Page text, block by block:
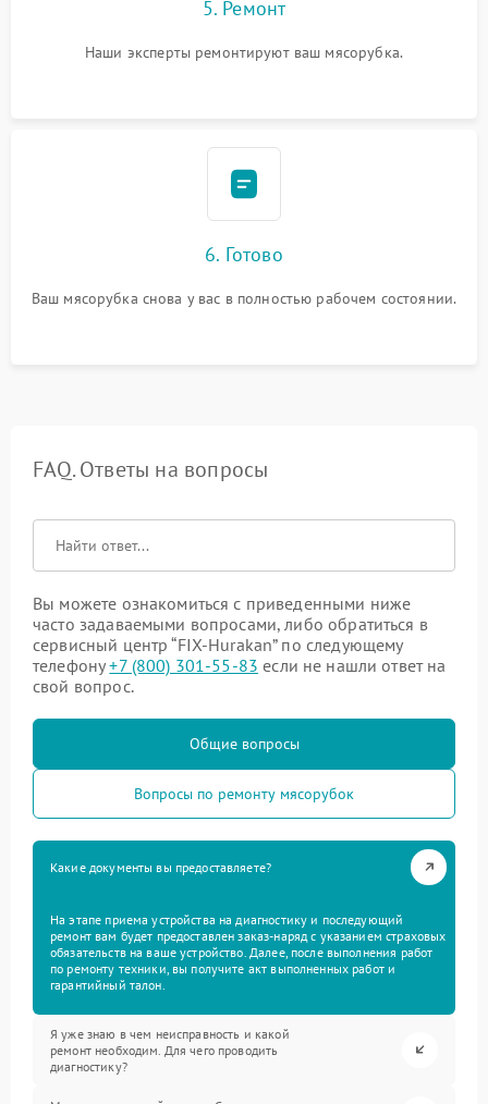
5. Ремонт
Наши эксперты ремонтируют ваш мясорубка.
6. Готово
Ваш мясорубка снова у вас в полностью рабочем состоянии.
FAQ. Ответы на вопросы
Вы можете ознакомиться с приведенными ниже
часто задаваемыми вопросами, либо обратиться в
сервисный центр “FIX-Hurakan” по следующему
телефону+7 (800) 301-55-83 если не нашли ответ на
свой вопрос.
Общие вопросы
Вопросы по ремонту мясорубок
Какие документы вы предоставляете?
На этапе приема устройства на диагностику и последующий
ремонт вам будет предоставлен заказ-наряд с указанием страховых
обязательств на ваше устройство. Далее, после выполнения работ
по ремонту техники, вы получите акт выполненных работ и
гарантийный талон.
Я уже знаю в чем неисправность и какой
ремонт необходим. Для чего проводить
диагностику?